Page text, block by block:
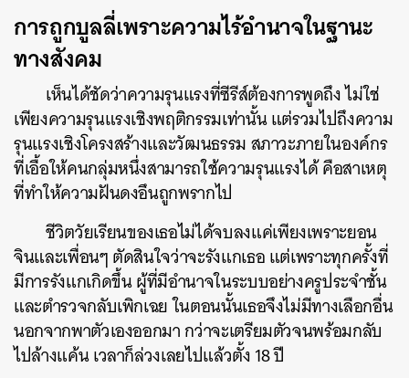
การถูกบูลลี่เพราะความไร้อํานาจในฐานะ
ทางสังคม
เห็นได้ชัดว่าความรุนแรงที่ซีรีส์ต้องการพูดถึง ไม่ใช่
เพียงความรุนแรงเชิงพฤติกรรมเท่านั้น แต่รวมไปถึงความ
รุนแรงเชิงโครงสร้างและวัฒนธรรม สภาวะภายในองค์กร
ที่เอื้อให้คนกลุ่มหนึ่งสามารถใช้ความรุนแรงได้ คือสาเหตุ
ที่ทําให้ความฝันดงอึนถูกพรากไป
ชีวิตวัยเรียนของเธอไม่ได้จบลงแค่เพียงเพราะยอน
จินและเพื่อนๆ ตัดสินใจว่าจะรังแกเธอ แต่เพราะทุกครั้งที่
มีการรังแกเกิดขึ้น ผู้ที่มีอํานาจในระบบอย่างครูประจําชั้น
และตํารวจกลับเพิกเฉย ในตอนนั้นเธอจึงไม่มีทางเลือกอื่น
นอกจากพาตัวเองออกมา กว่าจะเตรียมตัวจนพร้อมกลับ
ไปล้างแค้น เวลาก็ล่วงเลยไปแล้วตั้ง 18 ปี
ค้นหา
SHARE TWEET LINE EMAIL